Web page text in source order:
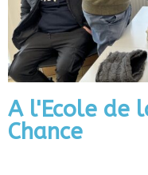
A l'Ecole de
Chance